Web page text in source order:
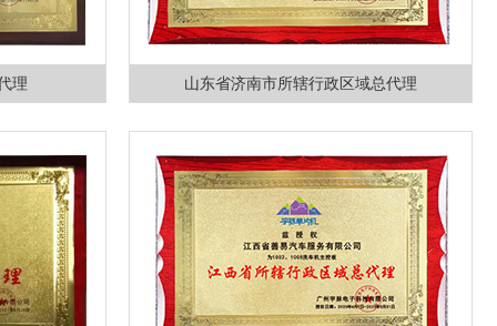
理 山东省济南市所辖行政区域总代理